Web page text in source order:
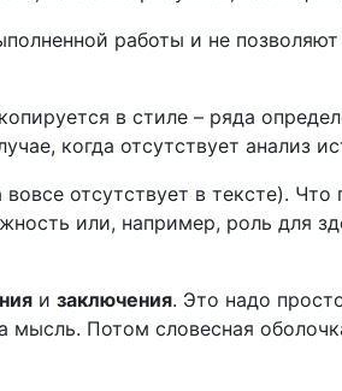
работы и не
в стиле – ряда
когда отсутствует анализ
вовсе отсутствует в тексте).
или, например, роль для
и заключения. Это надо
мысль. Потом словесная